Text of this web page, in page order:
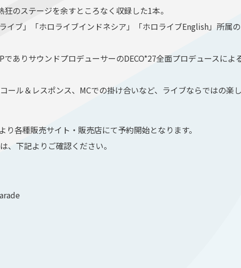
のステージを余すところなく収録した1本。
イブ」「ホロライブインドネシア」「ホロライブEnglish」所属
ありサウンドプロデューサーのDECO*27全面プロデュースに
ール＆レスポンス、MCでの掛け合いなど、ライブならではの楽
各種販売サイト・販売店にて予約開始となります。
、下記よりご確認ください。